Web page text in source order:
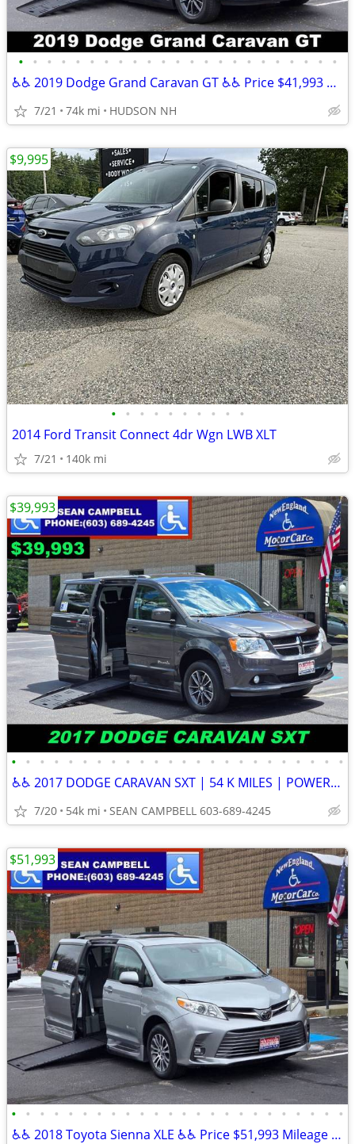
• • • • • • • • • • • • • • • • • • • • • • •
♿♿ 2019 Dodge Grand Caravan GT ♿♿ Price $41,993 Mileage 73,524
7/21 74k mi HUDSON NH
• • • • • • • • • •
2014 Ford Transit Connect 4dr Wgn LWB XLT
7/21 140k mi
$9,995
• • • • • • • • • • • • • • • • • • • • • • • •
♿♿ 2017 DODGE CARAVAN SXT | 54 K MILES | POWER HEATED LEATHER SEATS ♿♿
7/20 54k mi SEAN CAMPBELL 603-689-4245
$39,993
• • • • • • • • • • • • • • • • • • • • • • • •
♿♿ 2018 Toyota Sienna XLE ♿♿ Price $51,993 Mileage 64,025
$51,993